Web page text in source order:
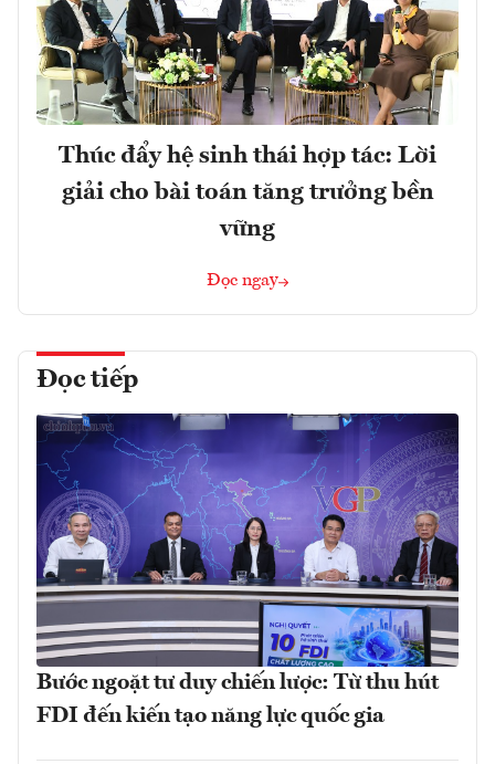
Thúc đẩy hệ sinh thái hợp tác: Lời
giải cho bài toán tăng trưởng bền
vững
Đọc ngay
Đọc tiếp
Bước ngoặt tư duy chiến lược: Từ thu hút
FDI đến kiến tạo năng lực quốc gia